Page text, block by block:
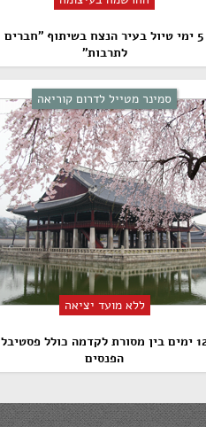
5 ימי טיול בעיר הנצח בשיתוף "חברים
לתרבות"
סמינר מטייל לדרום קוריאה
ללא מועד יציאה
12 ימים בין מסורת לקדמה כולל פסטיבל
הפנסים